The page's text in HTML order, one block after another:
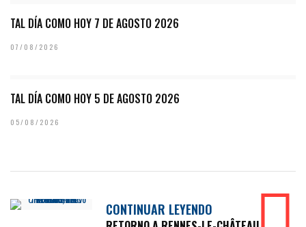
TAL DÍA COMO HOY 7 DE AGOSTO 2026
07/08/2026
TAL DÍA COMO HOY 5 DE AGOSTO 2026
05/08/2026
CONTINUAR LEYENDO